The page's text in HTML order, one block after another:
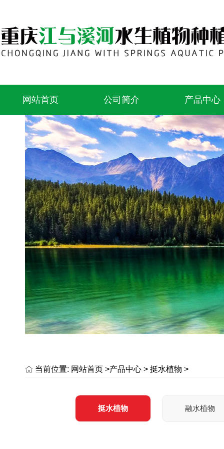
网站首页 公司简介 产品中心
当前位置: 网站首页 >产品中心 > 挺水植物 >
挺水植物 融水植物